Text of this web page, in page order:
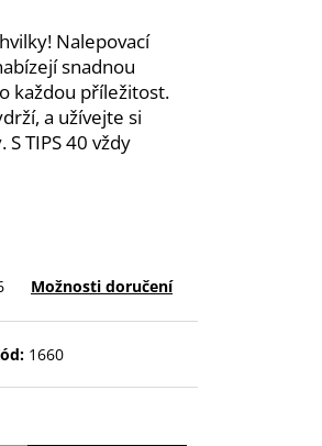
Nalepovací
snadnou
každou příležitost.
a užívejte si
TIPS 40 vždy
Možnosti doručení
1660